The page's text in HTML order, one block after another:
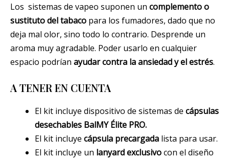
Los sistemas de vapeo suponen un complemento o
sustituto del tabaco para los fumadores, dado que no
deja mal olor, sino todo lo contrario. Desprende un
aroma muy agradable. Poder usarlo en cualquier
espacio podrían ayudar contra la ansiedad y el estrés.
A TENER EN CUENTA
El kit incluye dispositivo de sistemas de cápsulas
desechables BalMY Élite PRO.
El kit incluye cápsula precargada lista para usar.
El kit incluye un lanyard exclusivocon el diseño